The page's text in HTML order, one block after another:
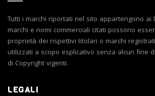
Tutti i marchi riportati nel sito appartengono ai
marchi e nomi commerciali citati possono
proprietà dei rispettivi titolari o marchi
utilizzati a scopo esplicativo senza alcun fine
di Copyright vigenti.
LEGALI